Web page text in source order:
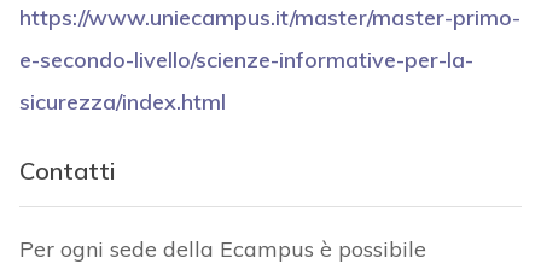
https://www.uniecampus.it/master/master-primo-
e-secondo-livello/scienze-informative-per-la-
sicurezza/index.html
Contatti
Per ogni sede della Ecampus è possibile